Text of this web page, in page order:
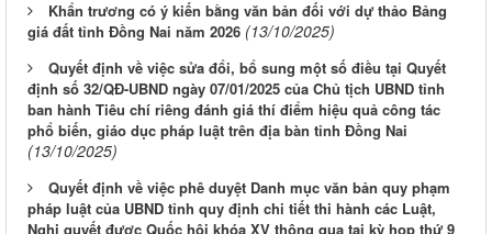
Khẩn trương có ý kiến bằng văn bản đối với dự thảo Bảng
giá đất tỉnh Đồng Nai năm 2026 (13/10/2025)
Quyết định về việc sửa đổi, bổ sung một số điều tại Quyết
định số 32/QĐ-UBND ngày 07/01/2025 của Chủ tịch UBND tỉnh
ban hành Tiêu chí riêng đánh giá thí điểm hiệu quả công tác
phổ biến, giáo dục pháp luật trên địa bàn tỉnh Đồng Nai
(13/10/2025)
Quyết định về việc phê duyệt Danh mục văn bản quy phạm
pháp luật của UBND tỉnh quy định chi tiết thi hành các Luật,
Nghị quyết được Quốc hội khóa XV thông qua tại kỳ họp thứ 9